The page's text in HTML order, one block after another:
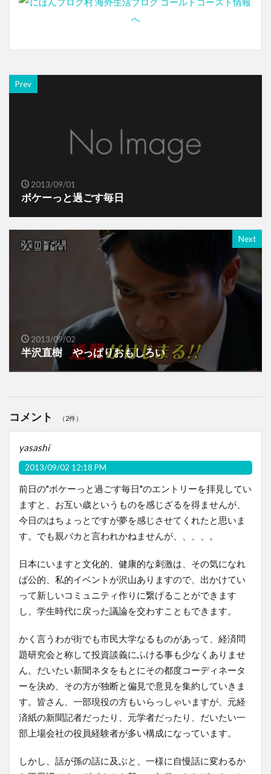
Prev
2013/09/01
ボケーっと過ごす毎日
Next
2013/09/02
半沢直樹 やっぱりおもしろい
コメント （2件）
yasashi
2013/09/02 12:18 PM
前日の"ボケーっと過ごす毎日"のエントリーを拝見してい
ますと、お互い歳というものを感じざるを得ませんが、
今日のはちょっとですが夢を感じさせてくれたと思いま
す。でも親バカと言われかねませんが、、、、。
日本にいますと文化的、健康的な刺激は、その気になれ
ば公的、私的イベントが沢山ありますので、出かけてい
って新しいコミュニティ作りに繋げることができます
し、学生時代に戻った議論を交わすこともできます。
かく言うわが街でも市民大学なるものがあって、経済問
題研究会と称して投資談義にふける事も少なくありませ
ん。だいたい新聞ネタをもとにその都度コーディネータ
ーを決め、その方が独断と偏見で意見を集約していきま
す。皆さん、一部現役の方もいらっしゃいますが、元経
済紙の新聞記者だったり、元学者だったり、だいたい一
部上場会社の役員経験者が多い構成になっています。
しかし、話が孫の話に及ぶと、一様に自慢話に変わるか